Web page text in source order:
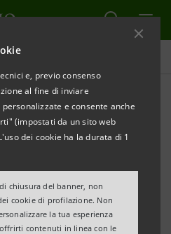
e, previo consenso
al fine di inviare
e consente anche
(impostati da un sito web
dei cookie ha la durata di 1
chiusura del banner, non
cookie di profilazione. Non
la tua esperienza
contenuti in linea con le
sostiene
crescita
di Stefano